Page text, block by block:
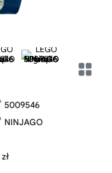
5009546
NINJAGO
zł